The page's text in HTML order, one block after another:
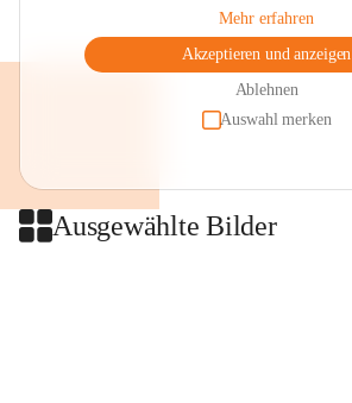
Mehr erfahren
Akzeptieren und anzeigen
Ablehnen
Auswahl merken
Ausgewählte Bilder